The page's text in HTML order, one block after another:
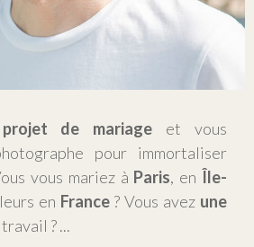
de mariage et vous
pour immortaliser
vous mariez à Paris, en Île-
en France? Vous avez une
? ...